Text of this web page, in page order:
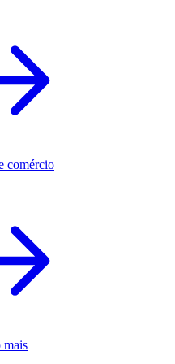
comércio
mais